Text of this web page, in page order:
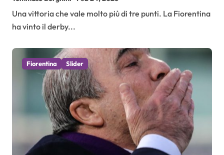
Una vittoria che vale molto più di tre punti. La Fiorentina
ha vinto il derby...
Fiorentina Slider